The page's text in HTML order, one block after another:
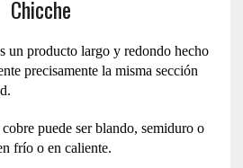
Chicche
un producto largo y redondo hecho
precisamente la misma sección
puede ser blando, semiduro o
frío o en caliente.